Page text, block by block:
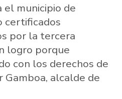
el municipio de
certificados
por la tercera
logro porque
con los derechos de
Gamboa, alcalde de